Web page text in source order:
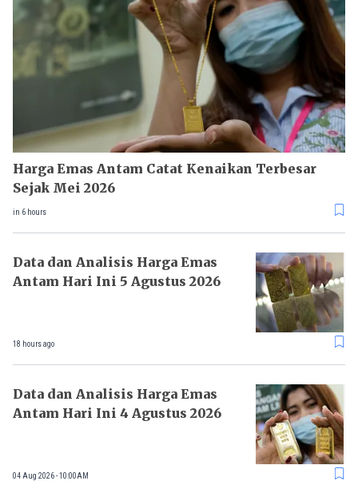
Harga Emas Antam Catat Kenaikan Terbesar
Sejak Mei 2026
in 6 hours
Data dan Analisis Harga Emas
Antam Hari Ini 5 Agustus 2026
18 hours ago
Data dan Analisis Harga Emas
Antam Hari Ini 4 Agustus 2026
04 Aug 2026 - 10:00AM